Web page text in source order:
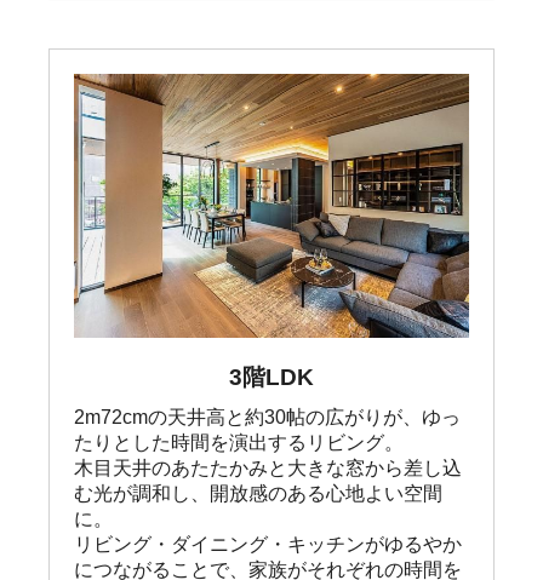
3階LDK
2m72cmの天井高と約30帖の広がりが、ゆっ
たりとした時間を演出するリビング。
木目天井のあたたかみと大きな窓から差し込
む光が調和し、開放感のある心地よい空間
に。
リビング・ダイニング・キッチンがゆるやか
につながることで、家族がそれぞれの時間を